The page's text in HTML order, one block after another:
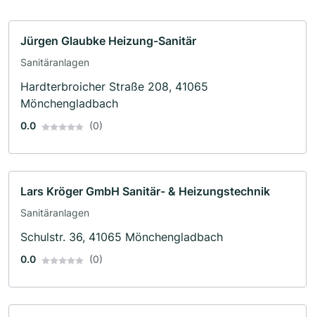
Jürgen Glaubke Heizung-Sanitär
Sanitäranlagen
Hardterbroicher Straße 208, 41065
Mönchengladbach
0.0 (0)
Lars Kröger GmbH Sanitär- & Heizungstechnik
Sanitäranlagen
Schulstr. 36, 41065 Mönchengladbach
0.0 (0)